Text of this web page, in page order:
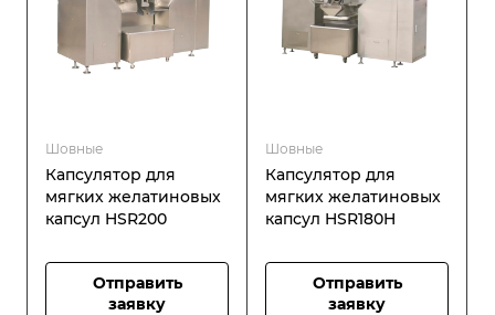
Шовные
Капсулятор для
мягких желатиновых
капсул HSR200
Отправить
заявку
Шовные
Капсулятор для
мягких желатиновых
капсул HSR180H
Отправить
заявку